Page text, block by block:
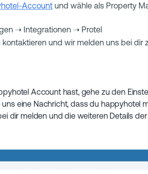
Account und wähle als Property
➝ Integrationen ➝ Protel
kontaktieren und wir melden uns bei dir
Account hast, gehe zu den
eine Nachricht, dass du happyhotel
dir melden und die weiteren Details